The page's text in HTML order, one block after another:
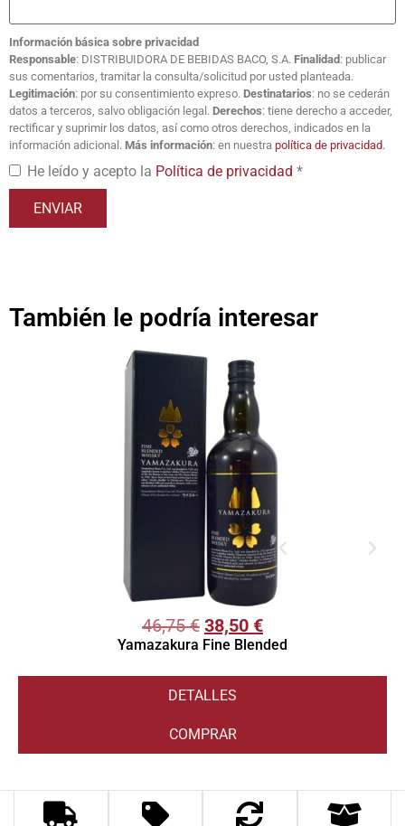
Información básica sobre privacidad
Responsable: DISTRIBUIDORA DE BEBIDAS BACO, S.A. Finalidad : publicar
sus comentarios, tramitar la consulta/solicitud por usted planteada.
Legitimación: por su consentimiento expreso. Destinatarios: no se cederán
datos a terceros, salvo obligación legal. Derechos: tiene derecho a acceder,
rectificar y suprimir los datos, así como otros derechos, indicados en la
información adicional. Más información: en nuestra política de privacidad.
He leído y acepto la Política de privacidad *
También le podría interesar
46,75€ 38,50 €
Yamazakura Fine Blended
DETALLES
COMPRAR